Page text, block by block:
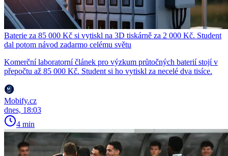
Baterie za 85 000 Kč si vytiskl na 3D tiskárně za 2 000 Kč. Student
dal potom návod zadarmo celému světu
Komerční laboratorní článek pro výzkum průtočných baterií stojí v
přepočtu až 85 000 Kč. Student si ho vytiskl za necelé dva tisíce.
Mobify.cz
dnes, 18:03
4 min